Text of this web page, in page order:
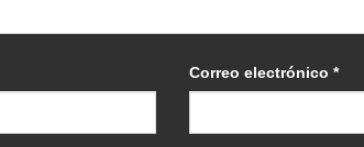
Correo electrónico*